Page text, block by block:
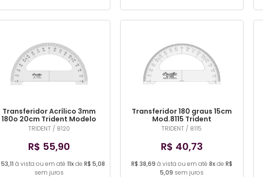
Transferidor Acrílico 3mm
180o 20cm Trident Modelo
8120
TRIDENT / 8120
R$ 55,90
à vista ou em até11xdeR$ 5,08
sem juros
Transferidor 180 graus 15cm
Mod.8115 Trident
TRIDENT / 8115
R$ 40,73
R$ 38,69 à vista ou em até 8xde R$
5,09 sem juros